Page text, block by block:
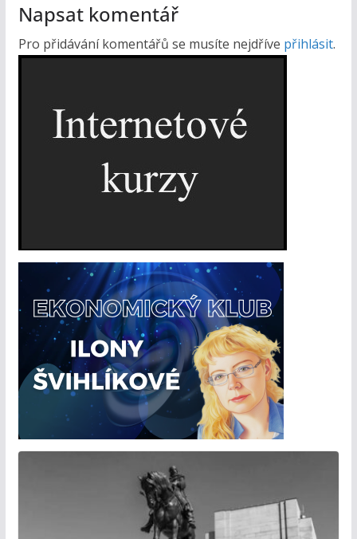
Napsat komentář
Pro přidávání komentářů se musíte nejdříve přihlásit.